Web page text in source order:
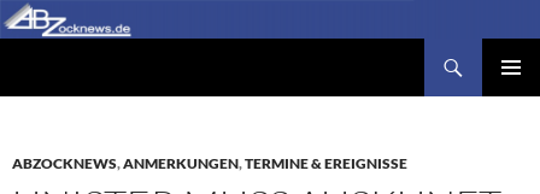
Zum
Inhalt
ABZOCKNEWS,ANMERKUNGEN,TERMINE & EREIGNISSE